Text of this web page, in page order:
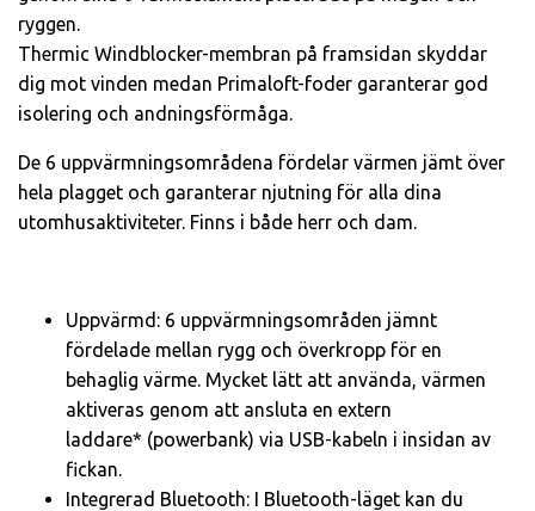
ryggen.
Thermic Windblocker-membran på framsidan skyddar
dig mot vinden medan Primaloft-foder garanterar god
isolering och andningsförmåga.
De 6 uppvärmningsområdena fördelar värmen jämt över
hela plagget och garanterar njutning för alla dina
utomhusaktiviteter. Finns i både herr och dam.
Uppvärmd: 6 uppvärmningsområden jämnt
fördelade mellan rygg och överkropp för en
behaglig värme. Mycket lätt att använda, värmen
aktiveras genom att ansluta en extern
laddare* (powerbank) via USB-kabeln i insidan av
fickan.
Integrerad Bluetooth: I Bluetooth-läget kan du